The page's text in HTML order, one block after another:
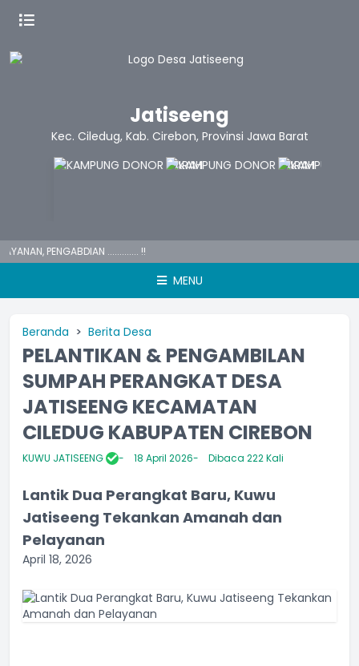
Jatiseeng
Kec. Ciledug, Kab. Cirebon, Provinsi Jawa Barat
PENGABDIAN ............. !!
MENU
Beranda Berita Desa
PELANTIKAN & PENGAMBILAN
SUMPAH PERANGKAT DESA
JATISEENG KECAMATAN
CILEDUG KABUPATEN CIREBON
KUWU JATISEENG 18 April 2026 Dibaca 222 Kali
Lantik Dua Perangkat Baru, Kuwu
Jatiseeng Tekankan Amanah dan
Pelayanan
April 18, 2026